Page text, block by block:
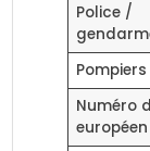
Police /
Pompiers
Numéro
européen